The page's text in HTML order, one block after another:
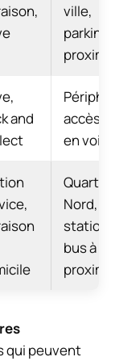
ville,
parking
and
accès
en
Quartier
Nord,
bus à
qui peuvent